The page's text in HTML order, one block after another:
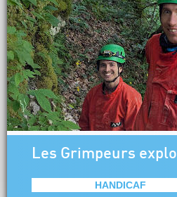
Les Grimpeurs
HANDICAF